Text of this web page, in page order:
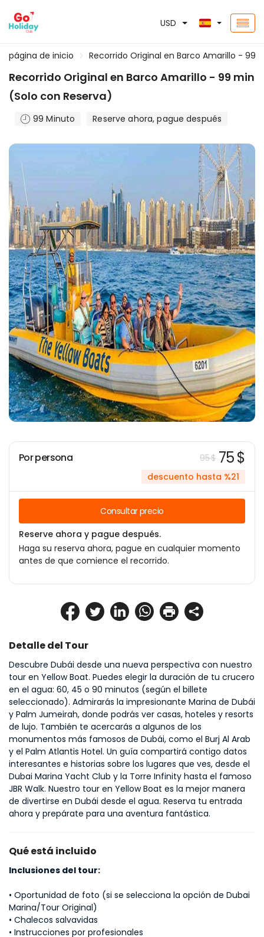
USD
página de inicio Recorrido Original en Barco Amarillo - 99
Recorrido Original en Barco Amarillo - 99 min
(Solo con Reserva)
99 Minuto Reserve ahora, pague después
Detalle del Tour
Descubre Dubái desde una nueva perspectiva con nuestro
tour en Yellow Boat. Puedes elegir la duración de tu crucero
en el agua: 60, 45 o 90 minutos (según el billete
seleccionado). Admirarás la impresionante Marina de Dubái
y Palm Jumeirah, donde podrás ver casas, hoteles y resorts
de lujo. También te acercarás a algunos de los
monumentos más famosos de Dubái, como el Burj Al Arab
y el Palm Atlantis Hotel. Un guía compartirá contigo datos
interesantes e historias sobre los lugares que ves, desde el
Dubai Marina Yacht Club y la Torre Infinity hasta el famoso
JBR Walk. Nuestro tour en Yellow Boat es la mejor manera
de divertirse en Dubái desde el agua. Reserva tu entrada
ahora y prepárate para una aventura fantástica.
Qué está incluido
Inclusiones del tour:
• Oportunidad de foto (si se selecciona la opción de Dubai
Marina/Tour Original)
• Chalecos salvavidas
• Instrucciones por profesionales
Por persona 95 $ 75 $
descuento hasta %21
Consultar precio
Reserve ahora y pague después.
Haga su reserva ahora, pague en cualquier momento
antes de que comience el recorrido.